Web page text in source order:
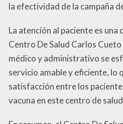
la efectividad de la campaña
La atención al paciente es
Centro De Salud Carlos
médico y administrativo se
servicio amable y eficiente, lo
satisfacción entre los
vacuna en este centro de